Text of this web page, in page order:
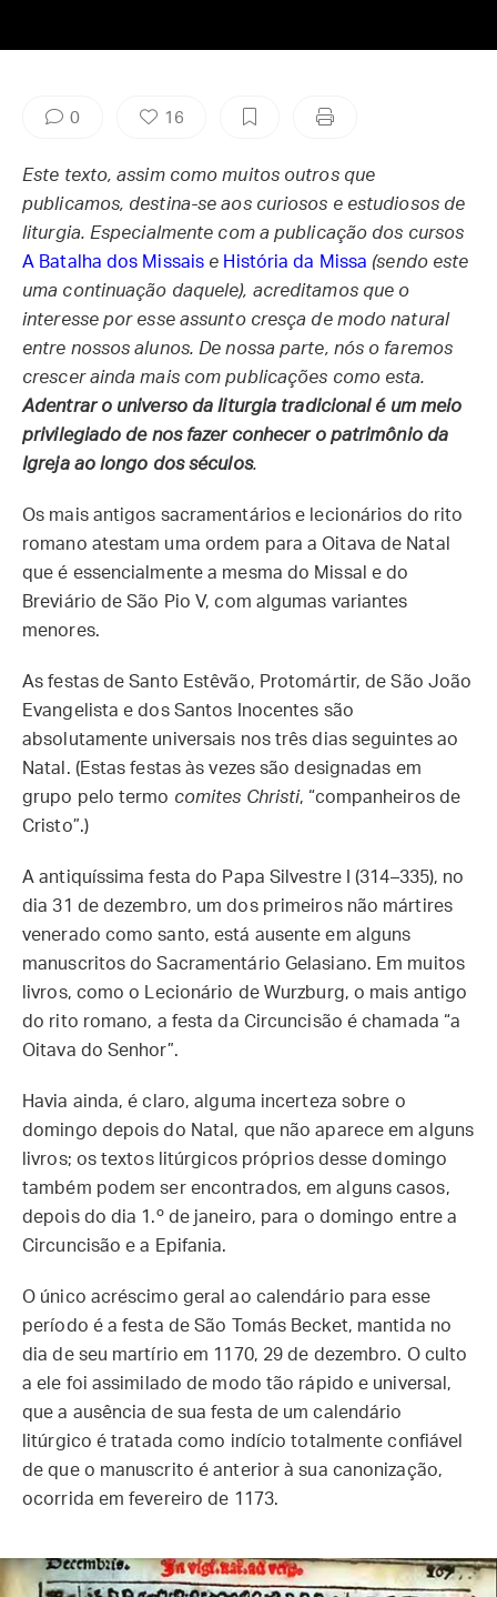
0 16
Este texto, assim como muitos outros que
publicamos, destina-se aos curiosos e estudiosos de
liturgia. Especialmente com a publicação dos cursos
A Batalha dos Missais e História da Missa (sendo este
uma continuação daquele), acreditamos que o
interesse por esse assunto cresça de modo natural
entre nossos alunos. De nossa parte, nós o faremos
crescer ainda mais com publicações como esta.
Adentrar o universo da liturgia tradicional é um meio
privilegiado de nos fazer conhecer o patrimônio da
Igreja ao longo dos séculos.
Os mais antigos sacramentários e lecionários do rito
romano atestam uma ordem para a Oitava de Natal
que é essencialmente a mesma do Missal e do
Breviário de São Pio V, com algumas variantes
menores.
As festas de Santo Estêvão, Protomártir, de São João
Evangelista e dos Santos Inocentes são
absolutamente universais nos três dias seguintes ao
Natal. (Estas festas às vezes são designadas em
grupo pelo termo comites Christi, “companheiros de
Cristo”.)
A antiquíssima festa do Papa Silvestre I (314–335), no
dia 31 de dezembro, um dos primeiros não mártires
venerado como santo, está ausente em alguns
manuscritos do Sacramentário Gelasiano. Em muitos
livros, como o Lecionário de Wurzburg, o mais antigo
do rito romano, a festa da Circuncisão é chamada “a
Oitava do Senhor”.
Havia ainda, é claro, alguma incerteza sobre o
domingo depois do Natal, que não aparece em alguns
livros; os textos litúrgicos próprios desse domingo
também podem ser encontrados, em alguns casos,
depois do dia 1.º de janeiro, para o domingo entre a
Circuncisão e a Epifania.
O único acréscimo geral ao calendário para esse
período é a festa de São Tomás Becket, mantida no
dia de seu martírio em 1170, 29 de dezembro. O culto
a ele foi assimilado de modo tão rápido e universal,
que a ausência de sua festa de um calendário
litúrgico é tratada como indício totalmente confiável
de que o manuscrito é anterior à sua canonização,
ocorrida em fevereiro de 1173.